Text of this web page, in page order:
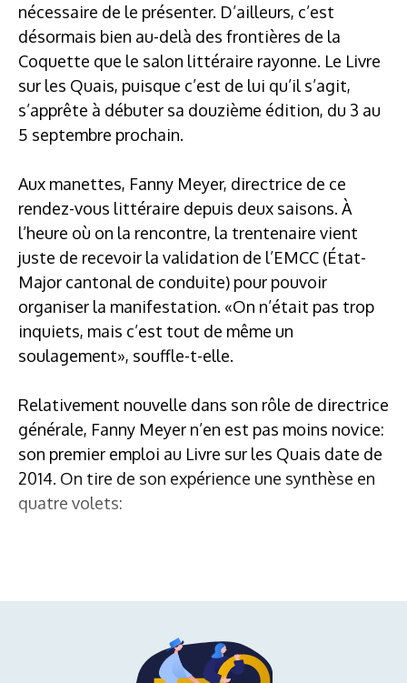
nécessaire de le présenter. D’ailleurs, c’est
désormais bien au-delà des frontières de la
Coquette que le salon littéraire rayonne. Le Livre
sur les Quais, puisque c’est de lui qu’il s’agit,
s’apprête à débuter sa douzième édition, du 3 au
5 septembre prochain.
Aux manettes, Fanny Meyer, directrice de ce
rendez-vous littéraire depuis deux saisons. À
l’heure où on la rencontre, la trentenaire vient
juste de recevoir la validation de l’EMCC (État-
Major cantonal de conduite) pour pouvoir
organiser la manifestation. «On n’était pas trop
inquiets, mais c’est tout de même un
soulagement», souffle-t-elle.
Relativement nouvelle dans son rôle de directrice
générale, Fanny Meyer n’en est pas moins novice:
son premier emploi au Livre sur les Quais date de
2014. On tire de son expérience une synthèse en
quatre volets: